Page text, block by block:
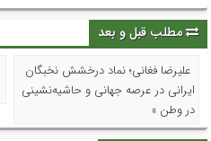
مطلب قبل و بعد
علیرضا فغانی؛ نماد درخشش نخبگان
ایرانی در عرصه جهانی و حاشیه‌نشینی
در وطن »